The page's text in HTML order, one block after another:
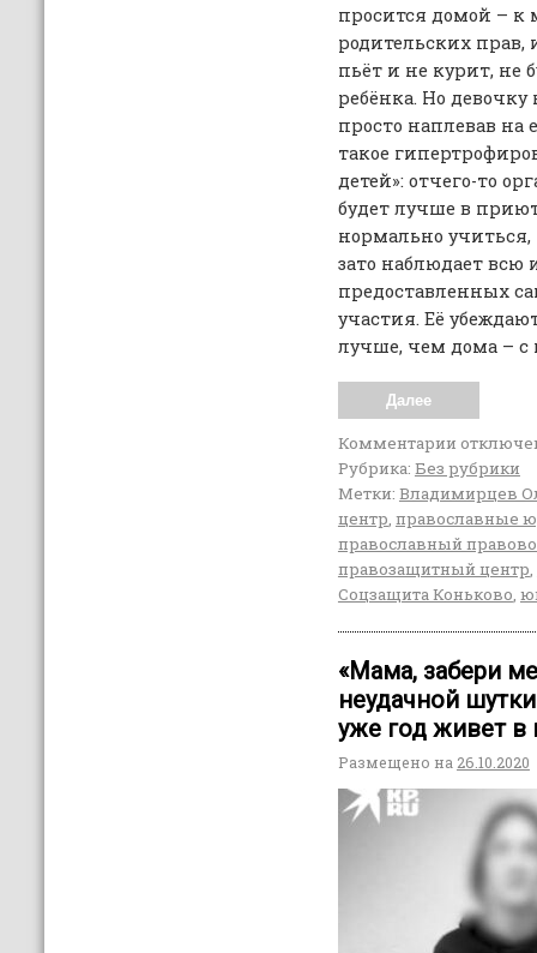
просится домой – к
родительских прав,
пьёт и не курит, не
ребёнка. Но
просто наплевав на
такое
детей»: отчего-то
будет лучше в
нормально
зато наблюдает всю
предоставленных
участия. Её
лучше, чем дома – с
Далее
Комментарии
Рубрика: Без рубрики
Метки: Владимирцев
центр, православные
православный
правозащитный центр,
Соцзащита Коньково,
«Мама, забери
неудачной
уже год живет в
Размещено на 26.10.2020